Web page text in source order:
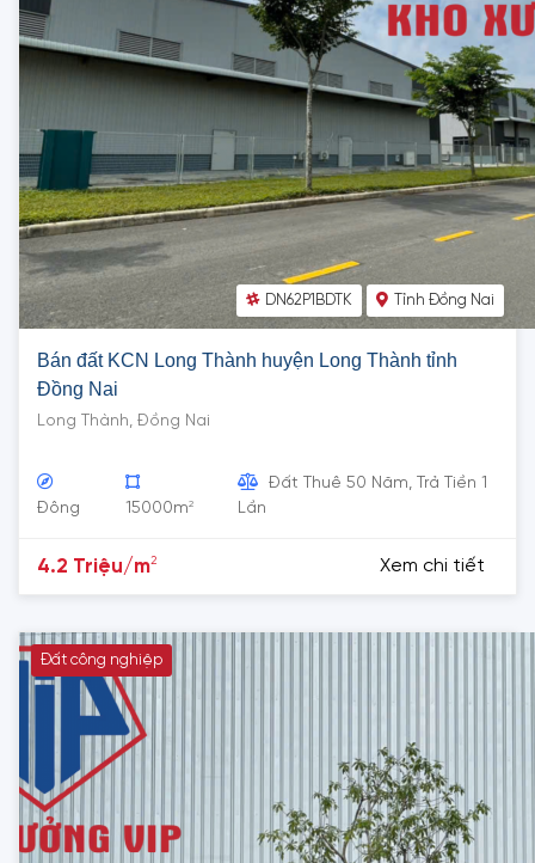
DN62P1BDTK Tỉnh Đồng Nai
Bán đất KCN Long Thành huyện Long Thành tỉnh
Đồng Nai
Long Thành, Đồng Nai
Đông 15000m2
Đất Thuê 50 Năm, Trả Tiền 1
Lần
4.2 Triệu/m2 Xem chi tiết
Đất công nghiệp